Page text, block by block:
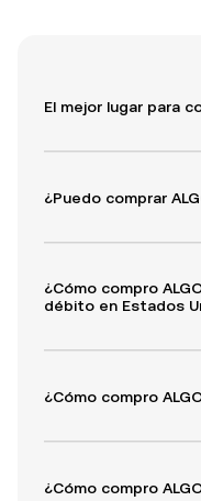
El mejor lugar para
¿Puedo comprar
¿Cómo compro
débito en Estados
¿Cómo compro
¿Cómo compro